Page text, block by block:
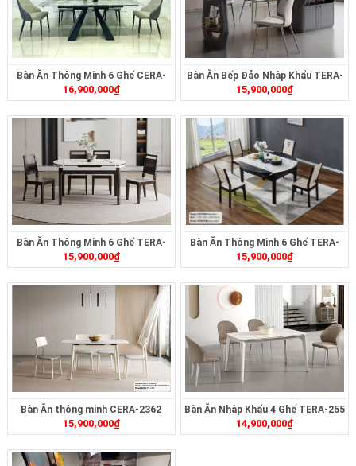
Bàn Ăn Thông Minh 6 Ghế CERA-
2322
16,900,000₫
Bàn Ăn Bếp Đảo Nhập Khẩu TERA-
495
15,900,000₫
Bàn Ăn Thông Minh 6 Ghế TERA-
261
15,900,000₫
Bàn Ăn Thông Minh 6 Ghế TERA-
260
15,900,000₫
Bàn Ăn thông minh CERA-2362
15,900,000₫
Bàn Ăn Nhập Khẩu 4 Ghế TERA-255
14,900,000₫